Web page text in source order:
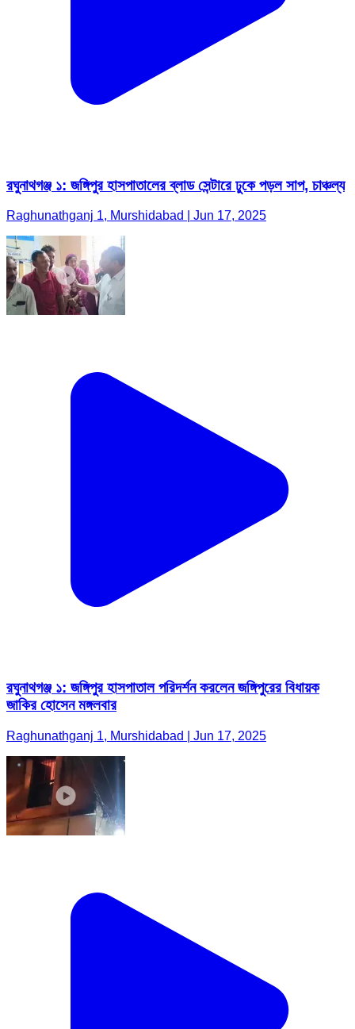
রঘুনাথগঞ্জ ১: জঙ্গিপুর হাসপাতালের ব্লাড সেন্টারে ঢুকে পড়ল সাপ, চাঞ্চল্য
Raghunathganj 1, Murshidabad | Jun 17, 2025
রঘুনাথগঞ্জ ১: জঙ্গিপুর হাসপাতাল পরিদর্শন করলেন জঙ্গিপুরের বিধায়ক
জাকির হোসেন মঙ্গলবার
Raghunathganj 1, Murshidabad | Jun 17, 2025